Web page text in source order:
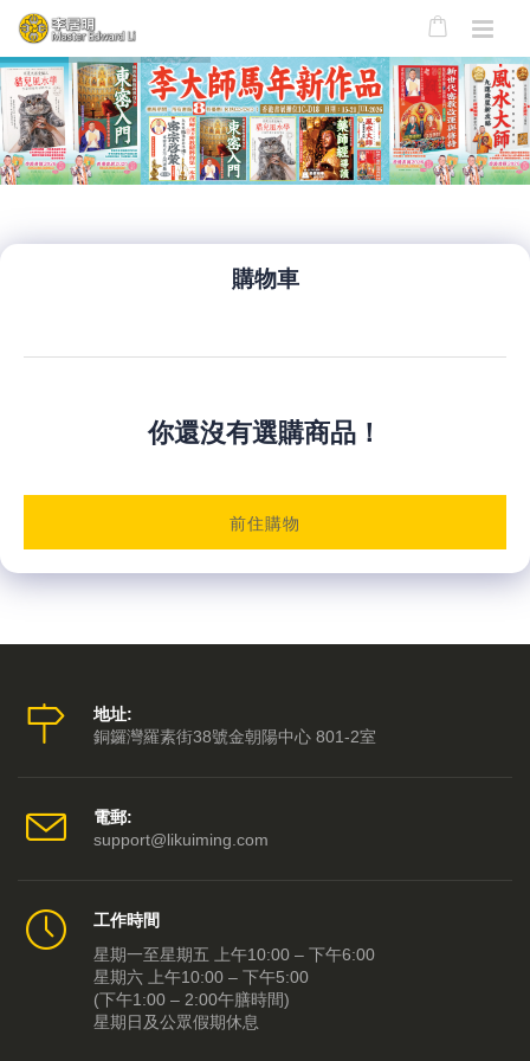
購物車
你還沒有選購商品！
前住購物
地址:
銅鑼灣羅素街38號金朝陽中心 801-2室
電郵:
support@likuiming.com
工作時間
星期一至星期五 上午10:00 – 下午6:00
星期六 上午10:00 – 下午5:00
(下午1:00 – 2:00午膳時間)
星期日及公眾假期休息